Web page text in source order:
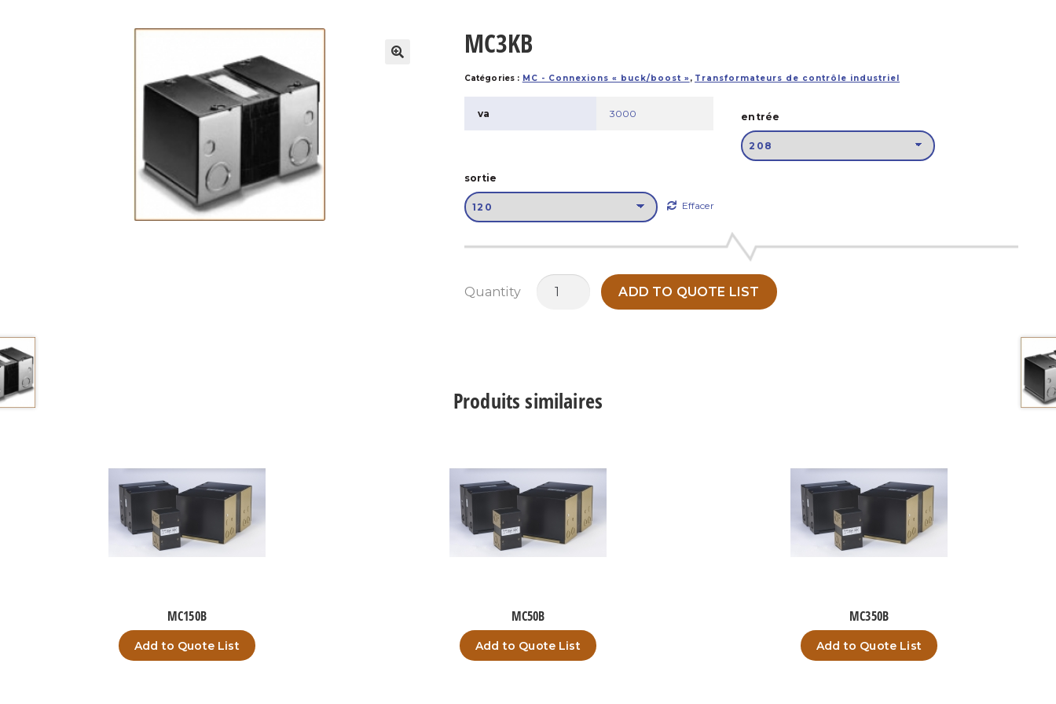
MC3KB
Catégories : MC - Connexions « buck/boost » , Transformateurs de contrôle industriel
va 3000 entrée
sortie
Effacer
Quantity
quantité
ADD TO QUOTE LIST
Produits similaires
MC150B
Add to Quote List
MC50B
Add to Quote List
MC350B
Add to Quote List